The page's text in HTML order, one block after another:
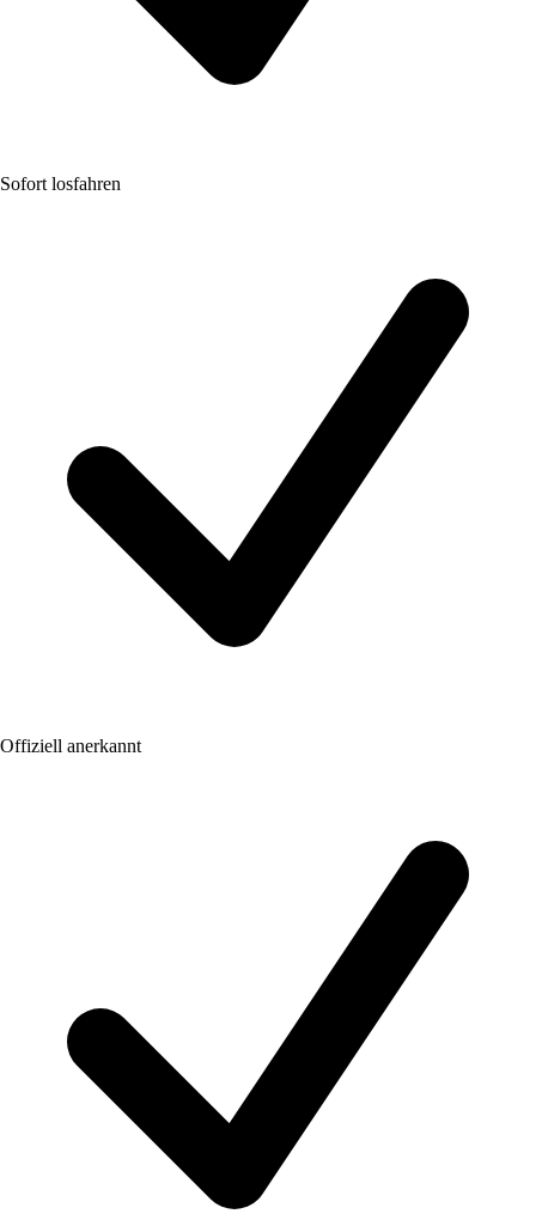
Sofort losfahren
Offiziell anerkannt